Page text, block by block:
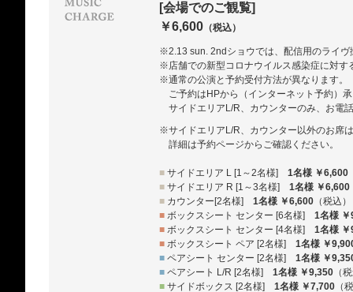
[会場でのご観覧]
￥6,600 （税込）
※2.13 sun. 2ndショウでは、配信用のライヴ
※店舗での新型コロナウイルス感染症に対す
※通常の公演と予約受付方法が異なります。
ご予約はHPから（インターネット予約）
サイドエリアL/R、カウンターのみ、お電
※サイドエリアL/R、カウンター以外のお席
詳細は予約ページからご確認ください。
■ サイドエリア L [1～2名様] 1名様 ￥6,600
■ サイドエリア R [1～3名様] 1名様 ￥6,600
■ カウンター[2名様] 1名様 ￥6,600 （税込）
■ ボックスシート センター [6名様] 1名様
■ ボックスシート センター [4名様] 1名様
■ ボックスシート ペア [2名様] 1名様 ￥
■ ペアシート センター [2名様] 1名様 ￥
■ ペアシート L/R [2名様] 1名様 ￥9,350 （
■ サイドボックス [2名様] 1名様 ￥7,700 （